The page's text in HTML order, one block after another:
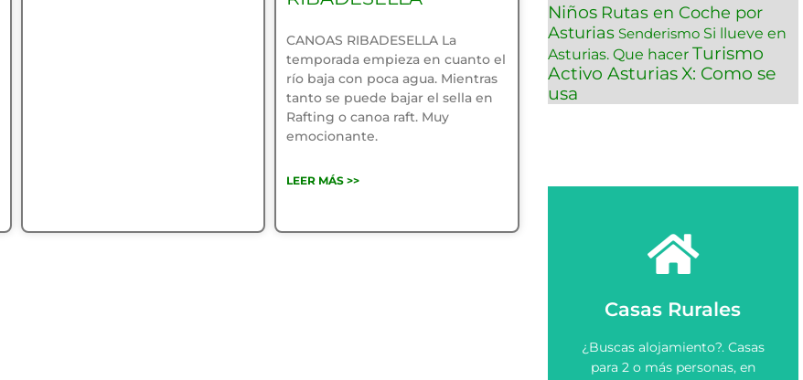
CANOAS RIBADESELLA La
temporada empieza en cuanto el
río baja con poca agua. Mientras
tanto se puede bajar el sella en
Rafting o canoa raft. Muy
emocionante.
LEER MÁS >>
Niños Rutas en Coche por
Asturias Senderismo Si llueve en
Asturias. Que hacer Turismo
Activo AsturiasX: Como se
usa
Casas Rurales
¿Buscas alojamiento?. Casas
para 2 o más personas, en
Asturias
rural en Asturias.
Ver más